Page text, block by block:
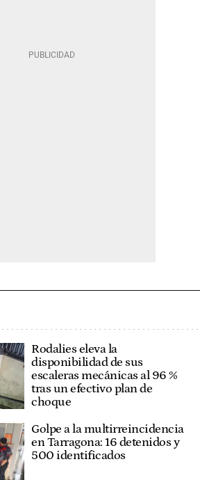
Rodalies eleva la
disponibilidad de sus
escaleras mecánicas al 96 %
tras un efectivo plan de
choque
Golpe a la multirreincidencia
en Tarragona: 16 detenidos y
500 identificados